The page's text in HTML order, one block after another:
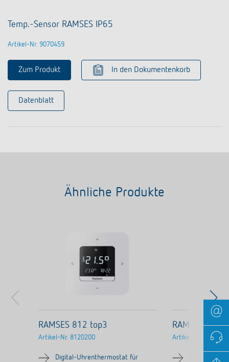
Temp.-Sensor RAMSES IP65
Artikel-Nr. 9070459
Zum Produkt In den Dokumentenkorb
Datenblatt
Ähnliche Produkte
RAMSES 812 top3
Artikel-Nr. 8120200
Digital-Uhrenthermostat für
RAMSES 812
Artikel-Nr. 8120210
Digital-